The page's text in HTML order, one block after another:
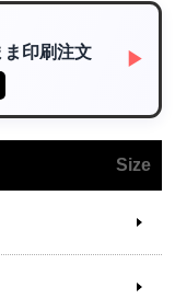
ま印刷注文
▶
Size